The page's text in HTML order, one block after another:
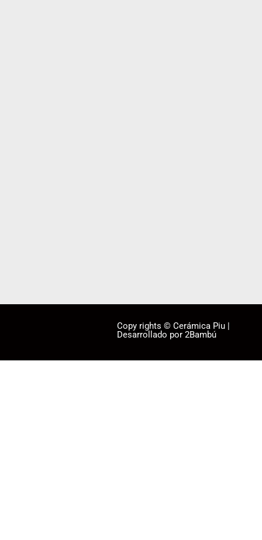
Copy rights © Cerámica Piu |
Desarrollado por 2Bambú